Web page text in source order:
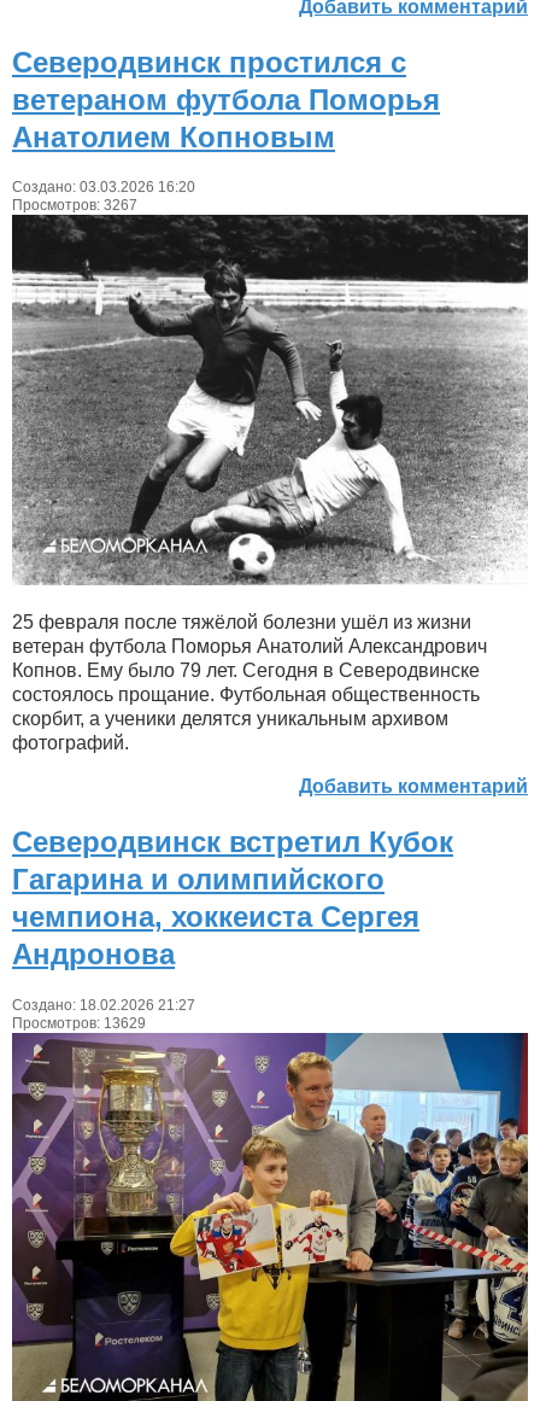
Добавить комментарий
Северодвинск простился с
ветераном футбола Поморья
Анатолием Копновым
Создано: 03.03.2026 16:20
Просмотров: 3267
25 февраля после тяжёлой болезни ушёл из жизни
ветеран футбола Поморья Анатолий Александрович
Копнов. Ему было 79 лет. Сегодня в Северодвинске
состоялось прощание. Футбольная общественность
скорбит, а ученики делятся уникальным архивом
фотографий.
Добавить комментарий
Северодвинск встретил Кубок
Гагарина и олимпийского
чемпиона, хоккеиста Сергея
Андронова
Создано: 18.02.2026 21:27
Просмотров: 13629